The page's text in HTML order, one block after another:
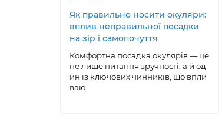
Як правильно носити окуляри:
вплив неправильної посадки
на зір і самопочуття
Комфортна посадка окулярів — це
не лише питання зручності, а й од
ин із ключових чинників, що впли
ваю..